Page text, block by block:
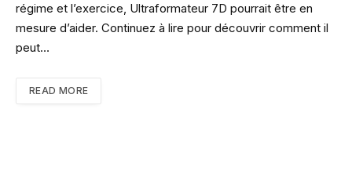
régime et l’exercice, Ultraformateur 7D pourrait être en
mesure d’aider. Continuez à lire pour découvrir comment il
peut…
READ MORE